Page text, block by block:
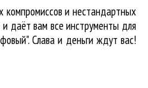
компромиссов и нестандартных
даёт вам все инструменты для
Слава и деньги ждут вас!